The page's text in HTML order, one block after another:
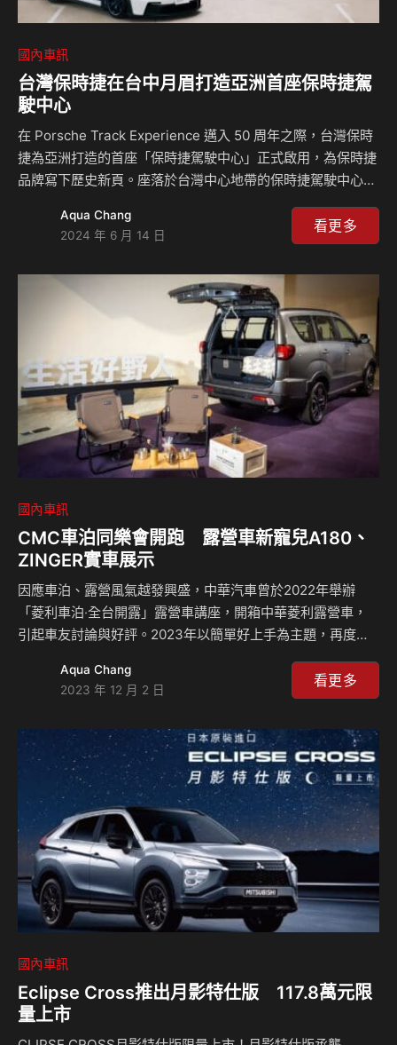
國內車訊
台灣保時捷在台中月眉打造亞洲首座保時捷駕
駛中心
在 Porsche Track Experience 邁入 50 周年之際，台灣保時
捷為亞洲打造的首座「保時捷駕駛中心」正式啟用，為保時捷
品牌寫下歷史新頁。座落於台灣中心地帶的保時捷駕駛中心不
素，彰顯保時捷品牌對於創新、性能以及台灣市場潛力的信
心。 保時捷海外銷售事業部副總裁Matthias Becker表示：
亞洲市場，我們看到了巨大的成長與創新潛力。憑藉靈活應
變、不斷創新，以及對卓越的堅持，保時捷將持續為台灣的忠
實車迷帶來更優異的產品和服務。綜觀…
Aqua Chang
2024 年 6 月 14 日
看更多
國內車訊
CMC車泊同樂會開跑 露營車新寵兒A180、
ZINGER實車展示
因應車泊、露營風氣越發興盛，中華汽車曾於2022年舉辦
「菱利車泊‧全台開露」露營車講座，開箱中華菱利露營車，
引起車友討論與好評。2023年以簡單好上手為主題，再度規
野餐車泊達人璐露野生活Luluyelife等達人現場分享冬日車宿
心法、低預算改裝露營車秘訣，讓車泊新手、或有興趣卻還未
A180始終滿足消費者的多元需求，不僅是頭家們做生意的最
佳好夥伴，也是假日車泊和露營的最佳選擇。本次講座除了展
示中華菱利A180之外，也有充滿話題度的新世代ZINGER一同
參與，為服務廣大車泊露友，貼心…
Aqua Chang
2023 年 12 月 2 日
看更多
國內車訊
Eclipse Cross推出月影特仕版 117.8萬元限
量上市